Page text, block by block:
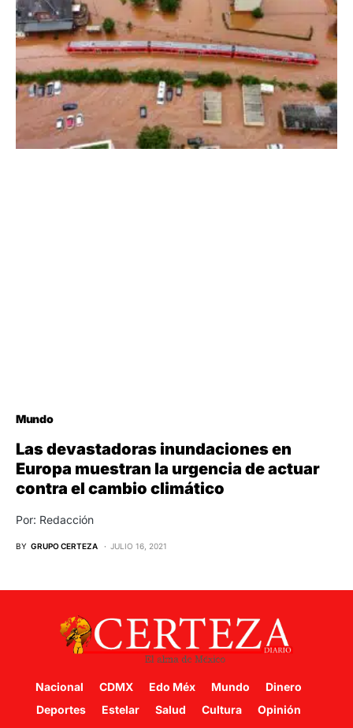
Mundo
Las devastadoras inundaciones en
Europa muestran la urgencia de actuar
contra el cambio climático
Por: Redacción
BY GRUPO CERTEZA JULIO 16, 2021
Nacional CDMX Edo Méx Mundo
Dinero
Deportes
Estelar Salud Cultura
Opinión